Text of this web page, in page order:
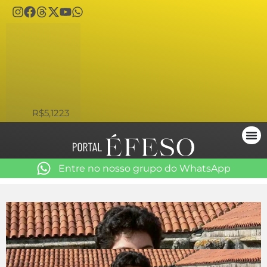
R$5,1223
Entre no nosso grupo do WhatsApp